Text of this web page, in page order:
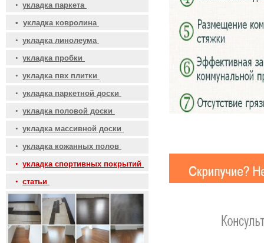
• укладка паркета
• укладка ковролина
• укладка линолеума
• укладка пробки
• укладка пвх плитки
• укладка паркетной доски
• укладка половой доски
• укладка массивной доски
• укладка кожанных полов
• укладка спортивных покрытий
• статьи